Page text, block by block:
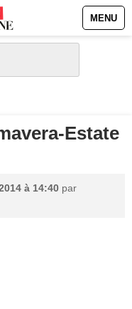
MENU
Estate
à 14:40 par